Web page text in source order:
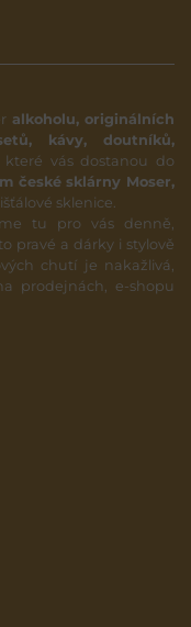
alkoholu, originálních
kávy, doutníků,
vás dostanou do
české sklárny Moser,
sklenice.
tu pro vás denně,
pravé a dárky i stylově
chutí je nakažlivá,
prodejnách, e-shopu